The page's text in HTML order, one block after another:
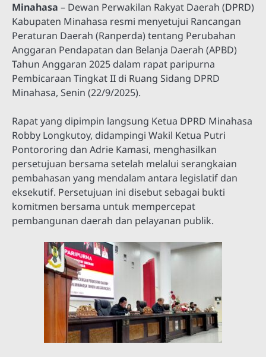
Minahasa – Dewan Perwakilan Rakyat Daerah (DPRD)
Kabupaten Minahasa resmi menyetujui Rancangan
Peraturan Daerah (Ranperda) tentang Perubahan
Anggaran Pendapatan dan Belanja Daerah (APBD)
Tahun Anggaran 2025 dalam rapat paripurna
Pembicaraan Tingkat II di Ruang Sidang DPRD
Minahasa, Senin (22/9/2025).
Rapat yang dipimpin langsung Ketua DPRD Minahasa
Robby Longkutoy, didampingi Wakil Ketua Putri
Pontororing dan Adrie Kamasi, menghasilkan
persetujuan bersama setelah melalui serangkaian
pembahasan yang mendalam antara legislatif dan
eksekutif. Persetujuan ini disebut sebagai bukti
komitmen bersama untuk mempercepat
pembangunan daerah dan pelayanan publik.